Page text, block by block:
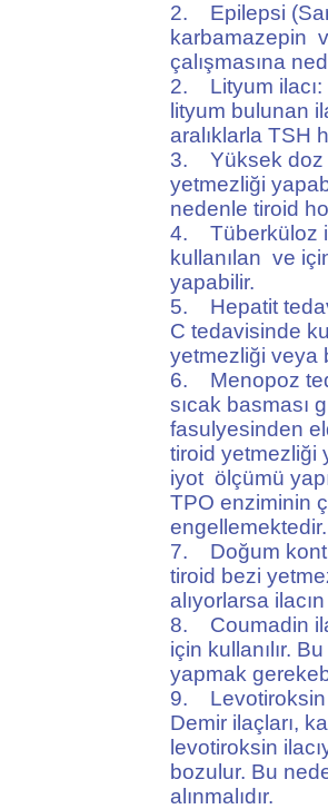
2. Epilepsi
karbamazepin
çalışmasına
2. Lityum ilacı:
lityum bulunan
aralıklarla TSH
3. Yüksek doz
yetmezliği
nedenle tiroid
4. Tüberküloz
kullanılan ve
yapabilir.
5. Hepatit
C tedavisinde
yetmezliği veya
6. Menopoz
sıcak basması
fasulyesinden
tiroid yetmezliği
iyot ölçümü
TPO enziminin
engellemektedir.
7. Doğum
tiroid bezi
alıyorlarsa
8. Coumadin
için kullanılır.
yapmak
9. Levotiroksin
Demir ilaçları,
levotiroksin
bozulur. Bu
alınmalıdır.